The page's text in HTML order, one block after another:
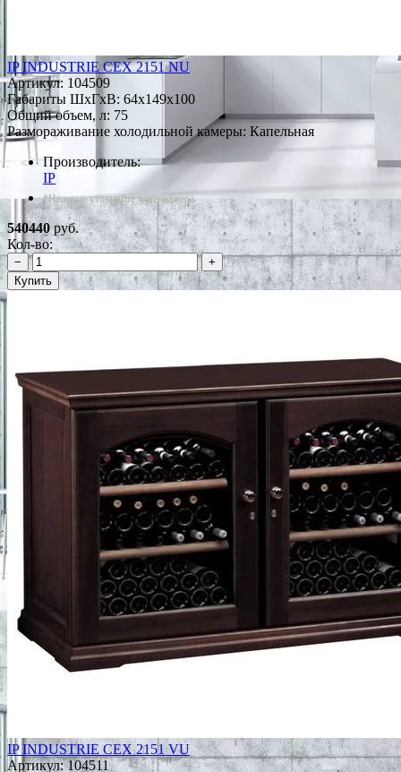
IP INDUSTRIE CEX 2151 NU
Артикул:104509
Габариты ШxГxВ: 64x149x100
Общий объем, л: 75
Размораживание холодильной камеры: Капельная
Производитель:
IP
*Наличие уточняйте у менеджера
540440руб.
Кол-во:
−
+
Купить
IP INDUSTRIE CEX 2151 VU
Артикул:104511